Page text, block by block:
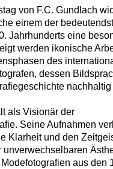
von F.C. Gundlach
einem der
Jahrhunderts eine
werden ikonische
des
dessen
als Visionär der
Seine Aufnahmen
Klarheit und den
unverwechselbaren
aus den